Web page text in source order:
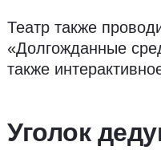
Театр также
«Долгожданные
также
Уголок